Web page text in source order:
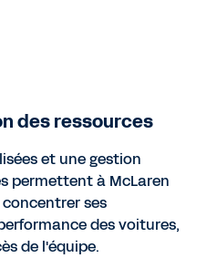
des ressources
et une gestion
permettent à McLaren
concentrer ses
des voitures,
de l'équipe.